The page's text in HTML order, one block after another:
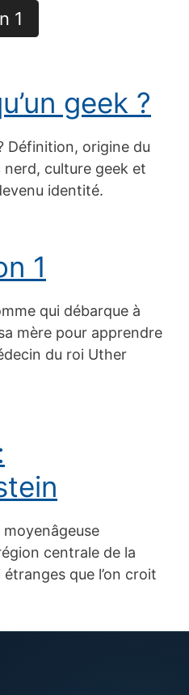
1
geek ?
Définition, origine du
culture geek et
identité.
1
qui débarque à
mère pour apprendre
du roi Uther
centrale de la
que l’on croit